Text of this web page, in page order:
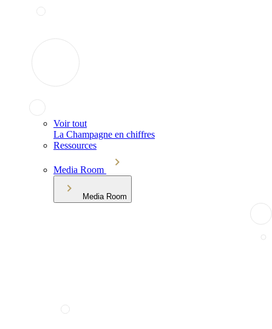
Voir tout
La Champagne en chiffres
Ressources
Media Room
Media Room